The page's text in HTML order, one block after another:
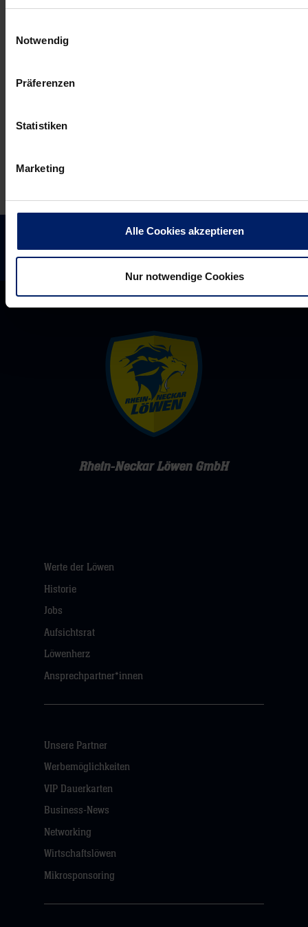
Notwendig
Präferenzen
Statistiken
Marketing
Alle Cookies akzeptieren
Nur notwendige Cookies
Gensheimer
Rhein-
Rhein-Neckar Löwen GmbH
Werte der Löwen
Historie
Jobs
Aufsichtsrat
Löwenherz
Ansprechpartner*innen
Unsere Partner
Werbemöglichkeiten
VIP Dauerkarten
Business-News
Networking
Wirtschaftslöwen
Mikrosponsoring